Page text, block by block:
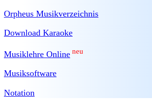
Orpheus Musikverzeichnis
Download Karaoke
Musiklehre Online neu
Musiksoftware
Notation